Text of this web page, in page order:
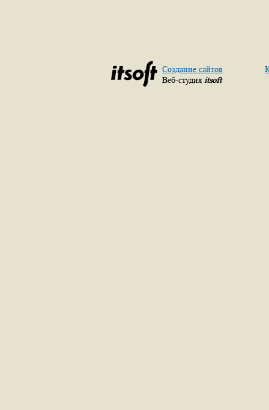
Создание сайтов
Веб-студия itsoft